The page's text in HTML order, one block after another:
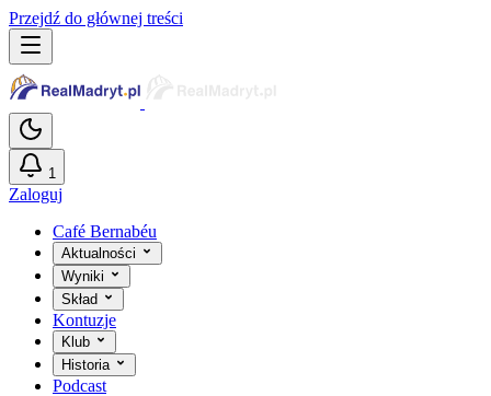
Przejdź do głównej treści
1
Zaloguj
Café Bernabéu
Aktualności
Wyniki
Skład
Kontuzje
Klub
Historia
Podcast